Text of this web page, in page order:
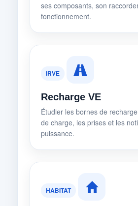
ses composants, son
fonctionnement.
IRVE
Recharge VE
Étudier les bornes de
de charge, les prises et les
puissance.
HABITAT